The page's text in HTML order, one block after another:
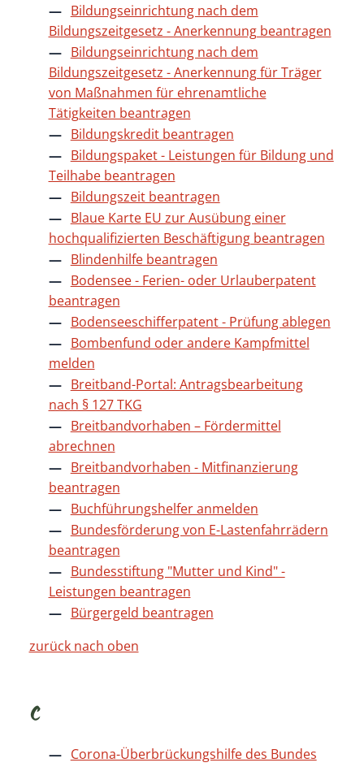
Bildungseinrichtung nach dem
Bildungszeitgesetz - Anerkennung beantragen
Bildungseinrichtung nach dem
Bildungszeitgesetz - Anerkennung für Träger
von Maßnahmen für ehrenamtliche
Tätigkeiten beantragen
Bildungskredit beantragen
Bildungspaket - Leistungen für Bildung und
Teilhabe beantragen
Bildungszeit beantragen
Blaue Karte EU zur Ausübung einer
hochqualifizierten Beschäftigung beantragen
Blindenhilfe beantragen
Bodensee - Ferien- oder Urlauberpatent
beantragen
Bodenseeschifferpatent - Prüfung ablegen
Bombenfund oder andere Kampfmittel
melden
Breitband-Portal: Antragsbearbeitung
nach § 127 TKG
Breitbandvorhaben – Fördermittel
abrechnen
Breitbandvorhaben - Mitfinanzierung
beantragen
Buchführungshelfer anmelden
Bundesförderung von E-Lastenfahrrädern
beantragen
Bundesstiftung "Mutter und Kind" -
Leistungen beantragen
Bürgergeld beantragen
zurück nach oben
C
Corona-Überbrückungshilfe des Bundes